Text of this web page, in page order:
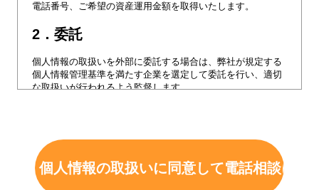
電話番号、ご希望の資産運用金額を取得いたします。
2．委託
個人情報の取扱いを外部に委託する場合は、弊社が規定する
個人情報管理基準を満たす企業を選定して委託を行い、適切
な取扱いが行われるよう監督します。
弊社は、本サイトで取得する個人情報について金融商品仲介
業者に第三者提供いたします。
また、最適な金融商品仲介業者のご紹介のため、ご年齢、資
産内容などを追加でおうかがいした場合、